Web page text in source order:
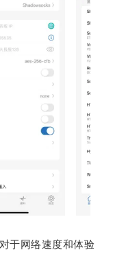
于网络速度和体验